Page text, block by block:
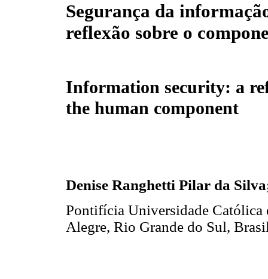
Segurança da
reflexão sobre o
Information security: a
the human component
Denise Ranghetti Pilar da
Pontifícia Universidade Católica
Alegre, Rio Grande do Sul,